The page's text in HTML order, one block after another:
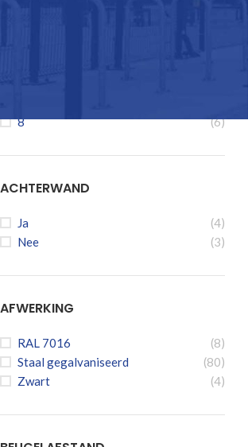
8
(6)
ACHTERWAND
Ja
(4)
Nee
(3)
AFWERKING
RAL 7016
(8)
Staal gegalvaniseerd
(80)
Zwart
(4)